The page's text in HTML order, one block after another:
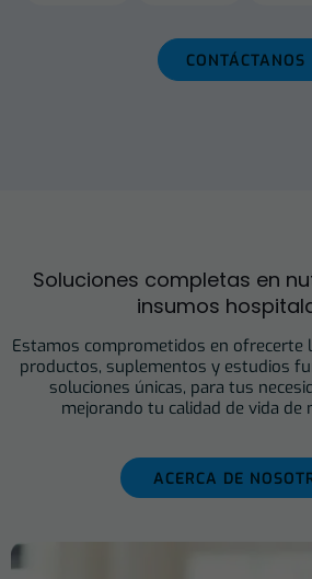
CONTÁCTANOS
Soluciones completas en
insumos
Estamos comprometidos en ofrecerte
productos, suplementos y estudios
soluciones únicas, para tus
mejorando tu calidad de vida de
ACERCA DE